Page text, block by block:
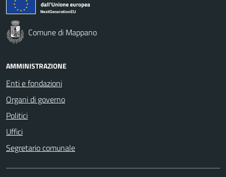
Comune di Mappano
AMMINISTRAZIONE
Enti e fondazioni
Organi di governo
Politici
Uffici
Segretario comunale